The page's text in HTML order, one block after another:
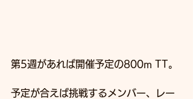
第5週があれば開催予定の800m TT。
予定が合えば挑戦するメンバー、レー